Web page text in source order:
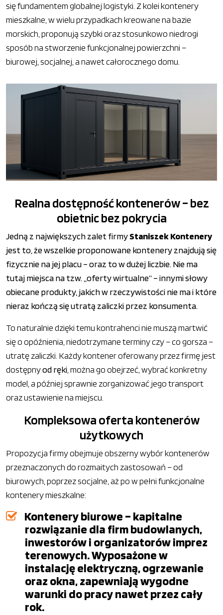
się fundamentem globalnej logistyki. Z kolei kontenery
mieszkalne, w wielu przypadkach kreowane na bazie
morskich, proponują szybki oraz stosunkowo niedrogi
sposób na stworzenie funkcjonalnej powierzchni –
biurowej, socjalnej, a nawet całorocznego domu.
Realna dostępność kontenerów – bez
obietnic bez pokrycia
Jedną z największych zalet firmyStaniszek Kontenery
jest to, że wszelkie proponowane kontenery znajdują się
fizycznie na jej placu – oraz to w dużej liczbie. Nie ma
tutaj miejsca na tzw. „oferty wirtualne” – innymi słowy
obiecane produkty, jakich w rzeczywistości nie ma i które
nieraz kończą się utratą zaliczki przez konsumenta.
To naturalnie dzięki temu kontrahenci nie muszą martwić
się o opóźnienia, niedotrzymane terminy czy – co gorsza –
utratę zaliczki. Każdy kontener oferowany przez firmę jest
dostępnyod ręki, można go obejrzeć, wybrać konkretny
model, a później sprawnie zorganizować jego transport
oraz ustawienie na miejscu.
Kompleksowa oferta kontenerów
użytkowych
Propozycja firmy obejmuje obszerny wybór kontenerów
przeznaczonych do rozmaitych zastosowań – od
biurowych, poprzez socjalne, aż po w pełni funkcjonalne
kontenery mieszkalne:
Kontenery biurowe – kapitalne
rozwiązanie dla firm budowlanych,
inwestorów i organizatorów imprez
terenowych. Wyposażone w
instalację elektryczną, ogrzewanie
oraz okna, zapewniają wygodne
warunki do pracy nawet przez cały
rok.